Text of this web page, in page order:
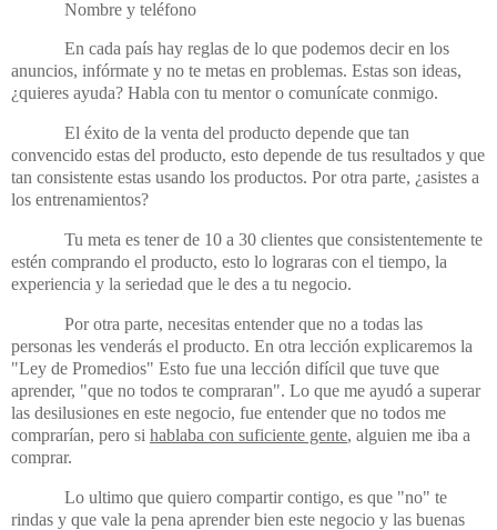
Nombre y teléfono
En cada país hay reglas de lo que podemos decir en los
anuncios, infórmate y no te metas en problemas. Estas son ideas,
¿quieres ayuda? Habla con tu mentor o comunícate conmigo.
El éxito de la venta del producto depende que tan
convencido estas del producto, esto depende de tus resultados y que
tan consistente estas usando los productos. Por otra parte, ¿asistes a
los entrenamientos?
Tu meta es tener de 10 a 30 clientes que consistentemente te
estén comprando el producto, esto lo lograras con el tiempo, la
experiencia y la seriedad que le des a tu negocio.
Por otra parte, necesitas entender que no a todas las
personas les venderás el producto. En otra lección explicaremos la
"Ley de Promedios" Esto fue una lección difícil que tuve que
aprender, "que no todos te compraran". Lo que me ayudó a superar
las desilusiones en este negocio, fue entender que no todos me
comprarían, pero si hablaba con suficiente gente, alguien me iba a
comprar.
Lo ultimo que quiero compartir contigo, es que "no" te
rindas y que vale la pena aprender bien este negocio y las buenas